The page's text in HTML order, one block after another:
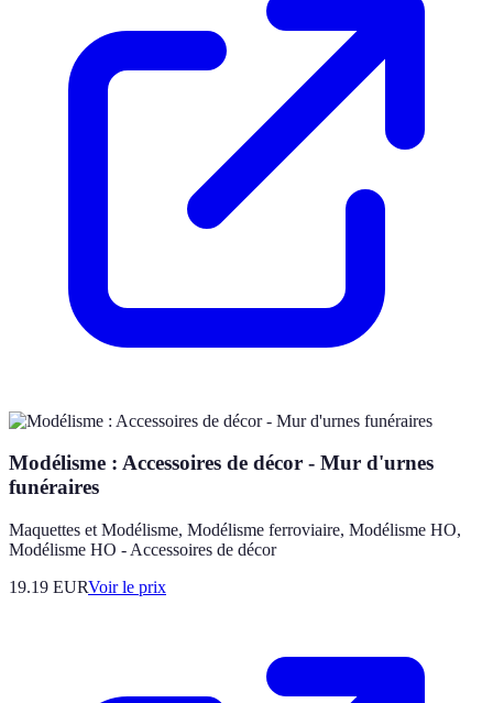
Modélisme : Accessoires de décor - Mur d'urnes
funéraires
Maquettes et Modélisme, Modélisme ferroviaire, Modélisme HO,
Modélisme HO - Accessoires de décor
19.19 EURVoir le prix